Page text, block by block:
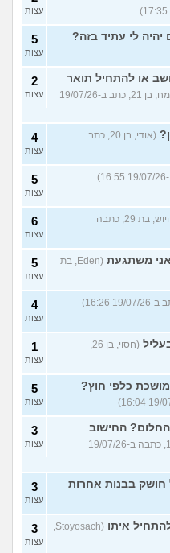
עצות
5
עצות
או להתחיל תואר
(מדמח, בן 21, כתב ב-19/07/26
2
עצות
(אודי, בן 20, כתב
4
עצות
5
עצות
(היוש, בת 29, כתבה
6
עצות
משתגעת
(Eden, בת
5
עצות
4
עצות
1
עצות
כלפי חוץ? 5
עצות
החישוב
(ירין, בת 19, כתבה ב-19/07/26
3
עצות
חושק בבנות אחרות 3
עצות
איתו 3
עצות